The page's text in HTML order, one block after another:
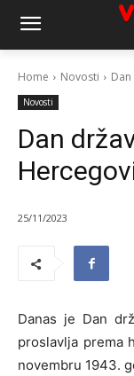
Home Novosti
Novosti
Dan
25/11/2023
Danas je Dan
proslavlja prema
novembru 1943.